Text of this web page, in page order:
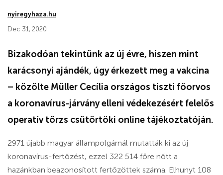
nyiregyhaza.hu
Dec 31, 2020
Bizakodóan tekintünk az új évre, hiszen mint
karácsonyi ajándék, úgy érkezett meg a vakcina
– közölte Müller Cecília országos tiszti főorvos
a koronavírus-járvány elleni védekezésért felelős
operatív törzs csütörtöki online tájékoztatóján.
2971 újabb magyar állampolgárnál mutatták ki az új
koronavírus-fertőzést, ezzel 322 514 főre nőtt a
hazánkban beazonosított fertőzöttek száma. Elhunyt 108